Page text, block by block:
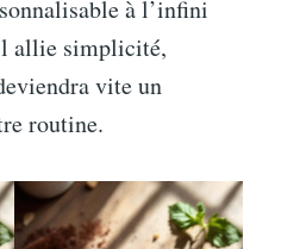
à l’infini
allie simplicité,
vite un
routine.